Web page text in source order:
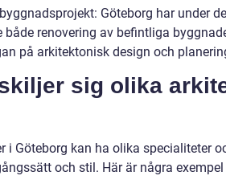
Göteborg har under
både renovering av befintliga
på arkitektonisk design och
sig olika
i Göteborg kan ha olika specialiteter
och stil. Här är några